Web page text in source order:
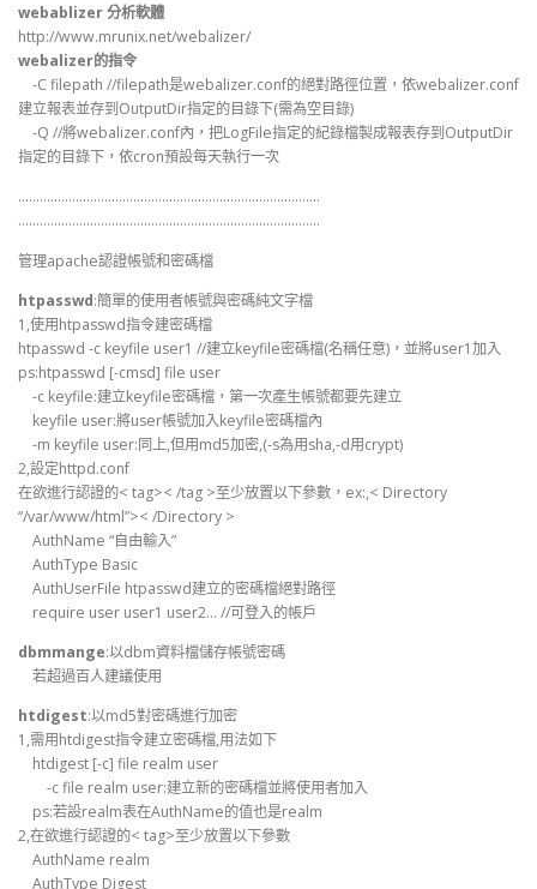
webablizer 分析軟體
http://www.mrunix.net/webalizer/
webalizer的指令
-C filepath //filepath是webalizer.conf的絕對路徑位置，依webalizer.conf
建立報表並存到OutputDir指定的目錄下(需為空目錄)
-Q //將webalizer.conf內，把LogFile指定的紀錄檔製成報表存到OutputDir
指定的目錄下，依cron預設每天執行一次
…………………………………………………………………………
…………………………………………………………………………
管理apache認證帳號和密碼檔
htpasswd:簡單的使用者帳號與密碼純文字檔
1,使用htpasswd指令建密碼檔
htpasswd -c keyfile user1 //建立keyfile密碼檔(名稱任意)，並將user1加入
ps:htpasswd [-cmsd] file user
-c keyfile:建立keyfile密碼檔，第一次產生帳號都要先建立
keyfile user:將user帳號加入keyfile密碼檔內
-m keyfile user:同上,但用md5加密,(-s為用sha,-d用crypt)
2,設定httpd.conf
在欲進行認證的< tag>< /tag >至少放置以下參數，ex:,< Directory
“/var/www/html”>< /Directory >
AuthName “自由輸入”
AuthType Basic
AuthUserFile htpasswd建立的密碼檔絕對路徑
require user user1 user2… //可登入的帳戶
dbmmange:以dbm資料檔儲存帳號密碼
若超過百人建議使用
htdigest:以md5對密碼進行加密
1,需用htdigest指令建立密碼檔,用法如下
htdigest [-c] file realm user
-c file realm user:建立新的密碼檔並將使用者加入
ps:若設realm表在AuthName的值也是realm
2,在欲進行認證的< tag>至少放置以下參數
AuthName realm
AuthType Digest